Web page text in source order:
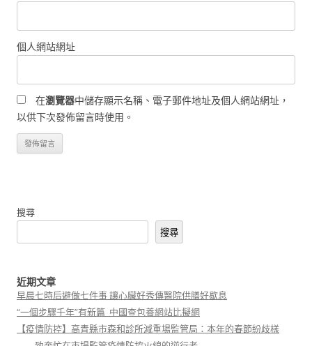
個人網站網址
在瀏覽器中儲存顯示名稱、電子郵件地址及個人網站網址，
以供下次發佈留言時使用。
搜尋
搜尋
近期文章
早晨七時后避做七件事 讓心臟好秀傳醫院供膳好歇息
“一個步驟千年”有新篇_中國查包養網站比擬網
【疫情防控】高青縣市森和診所減重場監管局：本年的春節紛歧樣